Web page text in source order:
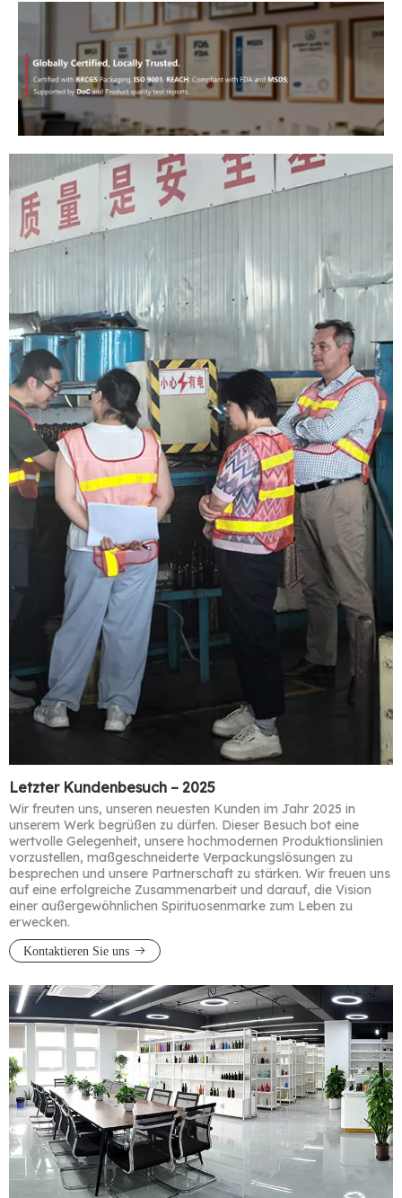
Letzter Kundenbesuch – 2025
Wir freuten uns, unseren neuesten Kunden im Jahr 2025 in
unserem Werk begrüßen zu dürfen. Dieser Besuch bot eine
wertvolle Gelegenheit, unsere hochmodernen Produktionslinien
vorzustellen, maßgeschneiderte Verpackungslösungen zu
besprechen und unsere Partnerschaft zu stärken. Wir freuen uns
auf eine erfolgreiche Zusammenarbeit und darauf, die Vision
einer außergewöhnlichen Spirituosenmarke zum Leben zu
erwecken.​​​​​​​
Kontaktieren Sie uns